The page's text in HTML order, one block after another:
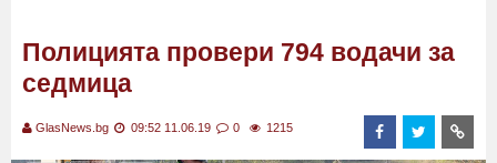
Полицията провери 794 водачи за
седмица
GlasNews.bg 09:52 11.06.19 0 1215